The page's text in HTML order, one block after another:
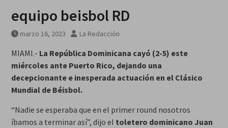
equipo beisbol RD
marzo 16, 2023 La Redacción
MIAMI.- La República Dominicana cayó (2-5) este
miércoles ante Puerto Rico, dejando una
decepcionante e inesperada actuación en el Clásico
Mundial de Béisbol.
“Nadie se esperaba que en el primer round nosotros
íbamos a terminar así”, dijo el toletero dominicano Juan